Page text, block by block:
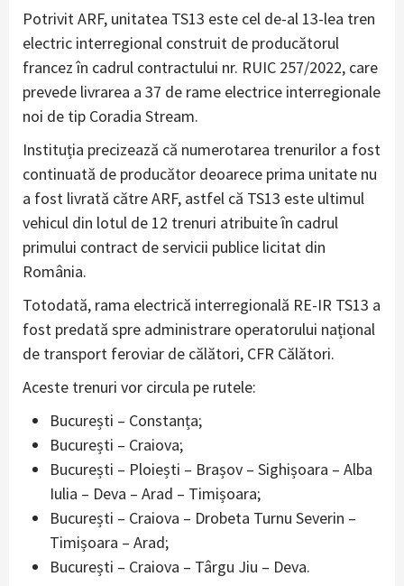
Potrivit ARF, unitatea TS13 este cel de-al 13-lea tren
electric interregional construit de producătorul
francez în cadrul contractului nr. RUIC 257/2022, care
prevede livrarea a 37 de rame electrice interregionale
noi de tip Coradia Stream.
Instituția precizează că numerotarea trenurilor a fost
continuată de producător deoarece prima unitate nu
a fost livrată către ARF, astfel că TS13 este ultimul
vehicul din lotul de 12 trenuri atribuite în cadrul
primului contract de servicii publice licitat din
România.
Totodată, rama electrică interregională RE-IR TS13 a
fost predată spre administrare operatorului național
de transport feroviar de călători, CFR Călători.
Aceste trenuri vor circula pe rutele:
București – Constanța;
București – Craiova;
București – Ploiești – Brașov – Sighișoara – Alba
Iulia – Deva – Arad – Timișoara;
București – Craiova – Drobeta Turnu Severin –
Timișoara – Arad;
București – Craiova – Târgu Jiu – Deva.